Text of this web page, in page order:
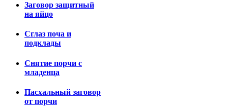
Заговор защитный
на яйцо
Сглаз поча и
подклады
Снятие порчи с
младенца
Пасхальный заговор
от порчи